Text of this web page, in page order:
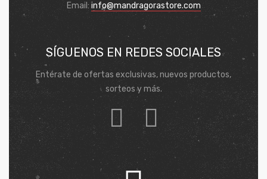
Email: info@mandragorastore.com
SÍGUENOS EN REDES SOCIALES
Entérate de ofertas exclusivas, nuevos productos,
sorteos y más.